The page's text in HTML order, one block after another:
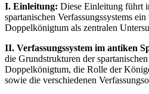
I. Einleitung: Diese Einleitung führt
spartanischen Verfassungssystems
Doppelkönigtum als zentralen
II. Verfassungssystem im antiken
die Grundstrukturen der
Doppelkönigtum, die Rolle der
sowie die verschiedenen